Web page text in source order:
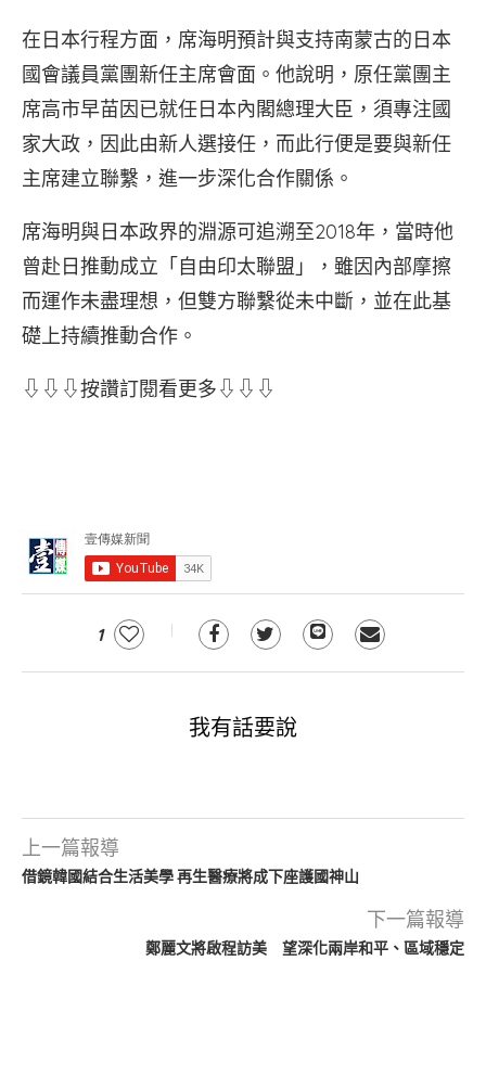
在日本行程方面，席海明預計與支持南蒙古的日本
國會議員黨團新任主席會面。他說明，原任黨團主
席高市早苗因已就任日本內閣總理大臣，須專注國
家大政，因此由新人選接任，而此行便是要與新任
主席建立聯繫，進一步深化合作關係。
席海明與日本政界的淵源可追溯至2018年，當時他
曾赴日推動成立「自由印太聯盟」，雖因內部摩擦
而運作未盡理想，但雙方聯繫從未中斷，並在此基
礎上持續推動合作。
⇩⇩⇩按讚訂閱看更多⇩⇩⇩
1
我有話要說
上一篇報導
借鏡韓國結合生活美學 再生醫療將成下座護國神山
下一篇報導
鄭麗文將啟程訪美 望深化兩岸和平、區域穩定